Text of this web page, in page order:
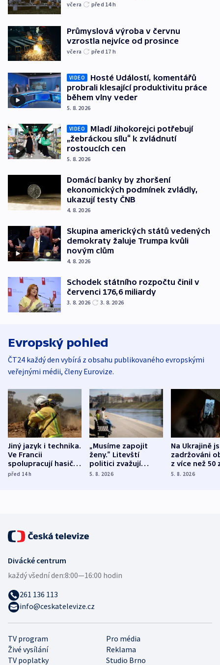
včera před 14h
Průmyslová výroba v červnu
vzrostla nejvíce od prosince
včera před 17 h
VIDEO
Hosté Událostí, komentářů
probrali klesající produktivitu práce
během vlny veder
5. 8. 2026
VIDEO
Mladí Jihokorejci potřebují
„žebráckou sílu“ k zvládnutí
rostoucích cen
5. 8. 2026
Domácí banky by zhoršení
ekonomických podmínek zvládly,
ukazují testy ČNB
4. 8. 2026
Skupina amerických států vedených
demokraty žaluje Trumpa kvůli
novým clům
4. 8. 2026
Schodek státního rozpočtu činil v
červenci 176,6 miliardy
3. 8. 2026 3. 8. 2026
Evropský pohled
ČT24 každý den vybírá z obsahu publikovaného evropskými
veřejnými médii, členy Eurovize.
Jiný jazyk i technika.
Ve Francii
spolupracují hasiči z
různých zemí
před 14h
„Musíme zapojit
ženy.“ Litevští
politici zvažují
dohodu o
5. 8. 2026
Na Ukrajině
zadržováni
z více než 50
Bojovali na
5. 8. 2026
TV program
Pro média
Živé vysílání
Reklama
TV poplatky
Studio Brno
Divácké centrum
každý všední den:8:00—16:00 hodin
261 136 113
info@ceskatelevize.cz